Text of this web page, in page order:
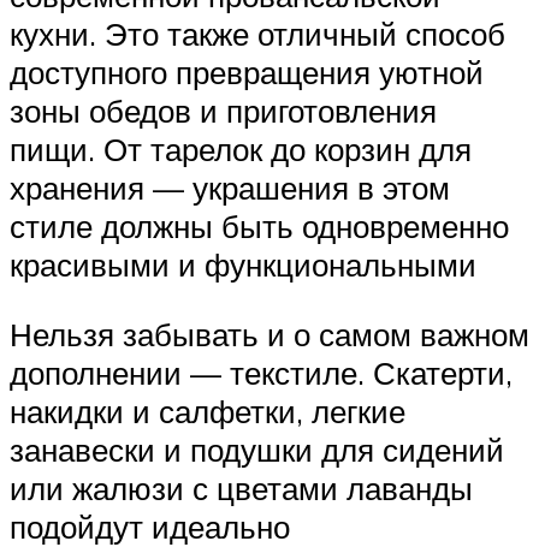
кухни. Это также отличный способ
доступного превращения уютной
зоны обедов и приготовления
пищи. От тарелок до корзин для
хранения — украшения в этом
стиле должны быть одновременно
красивыми и функциональными
Нельзя забывать и о самом важном
дополнении — текстиле. Скатерти,
накидки и салфетки, легкие
занавески и подушки для сидений
или жалюзи с цветами лаванды
подойдут идеально